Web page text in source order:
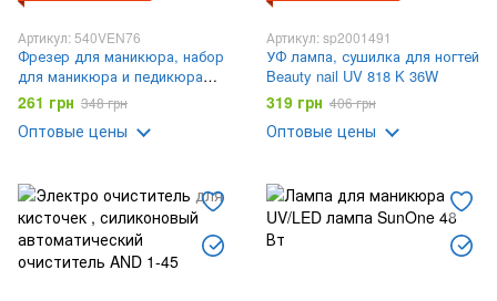
Артикул: 540VEN76
Фрезер для маникюра, набор
для маникюра и педикюра
Beauty 2 батарейки типа АА
261 грн 348 грн
Оптовые цены
Артикул: sp2001491
УФ лампа, сушилка для ногтей
Beauty nail UV 818 K 36W
319 грн 406 грн
Оптовые цены